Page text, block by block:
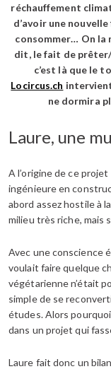
réchauffement
d’avoir une
consommer… On la
dit, le fait de prêter/
c’est là que le
Locircus.ch
ne dormira
Laure, une
A l’origine de ce
ingénieure en
abord assez hostile à
milieu très riche, mais
Avec une conscience
voulait faire quelque
végétarienne n’était
simple de se
études. Alors
dans un projet qui
Laure fait donc un